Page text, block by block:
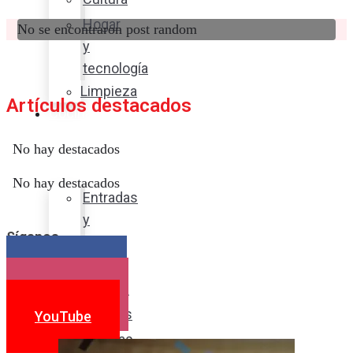
Hogar
y
tecnología
Limpieza
Cocina
sabor
Entradas
y
Postres
Bebidas
No se encontraron post random
Artículos destacados
No hay destacados
No hay destacados
Síganos
YouTube